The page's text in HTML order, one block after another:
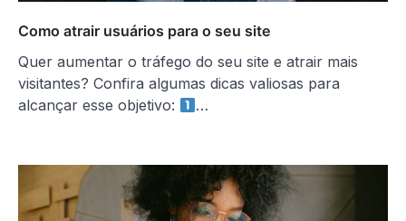
Como atrair usuários para o seu site
Quer aumentar o tráfego do seu site e atrair mais
visitantes? Confira algumas dicas valiosas para
alcançar esse objetivo:
…